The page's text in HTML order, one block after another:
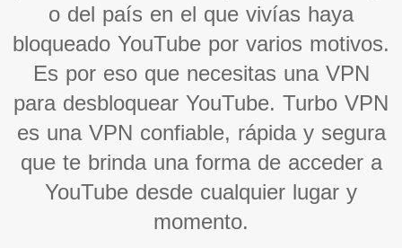
o del país en el que vivías haya
bloqueado YouTube por varios motivos.
Es por eso que necesitas una VPN
para desbloquear YouTube. Turbo VPN
es una VPN confiable, rápida y segura
que te brinda una forma de acceder a
YouTube desde cualquier lugar y
momento.